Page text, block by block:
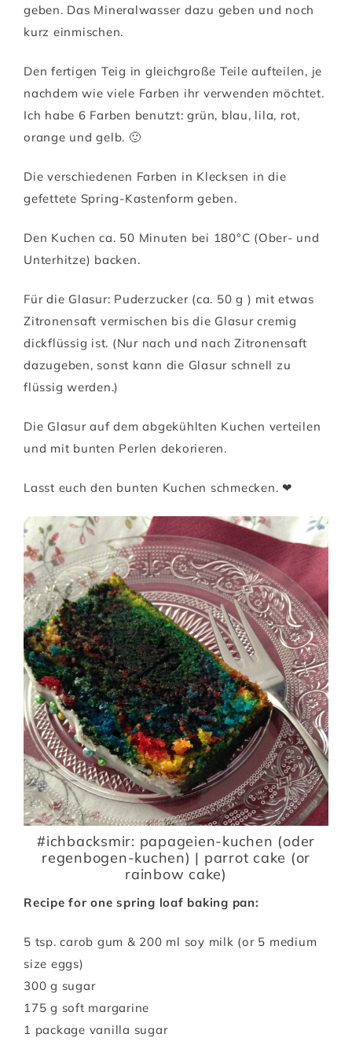
geben. Das Mineralwasser dazu geben und noch
kurz einmischen.
Den fertigen Teig in gleichgroße Teile aufteilen, je
nachdem wie viele Farben ihr verwenden möchtet.
Ich habe 6 Farben benutzt: grün, blau, lila, rot,
orange und gelb. 🙂
Die verschiedenen Farben in Klecksen in die
gefettete Spring-Kastenform geben.
Den Kuchen ca. 50 Minuten bei 180°C (Ober- und
Unterhitze) backen.
Für die Glasur: Puderzucker (ca. 50 g ) mit etwas
Zitronensaft vermischen bis die Glasur cremig
dickflüssig ist. (Nur nach und nach Zitronensaft
dazugeben, sonst kann die Glasur schnell zu
flüssig werden.)
Die Glasur auf dem abgekühlten Kuchen verteilen
und mit bunten Perlen dekorieren.
Lasst euch den bunten Kuchen schmecken. ❤
#ichbacksmir: papageien-kuchen (oder
regenbogen-kuchen) | parrot cake (or
rainbow cake)
Recipe for one spring loaf baking pan:
5 tsp. carob gum & 200 ml soy milk (or 5 medium
size eggs)
300 g sugar
175 g soft margarine
1 package vanilla sugar